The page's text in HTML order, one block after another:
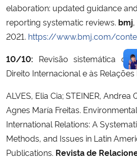
elaboration: updated guidance
reporting systematic reviews. bmj
2021. https://www.bmj.com/
10/10: Revisão sistemática
Direito Internacional e às
ALVES, Elia Cia; STEINER, Andrea
Agnes María Freitas.
International Relations: A
Methods, and Issues in Latin
Publications. Revista de